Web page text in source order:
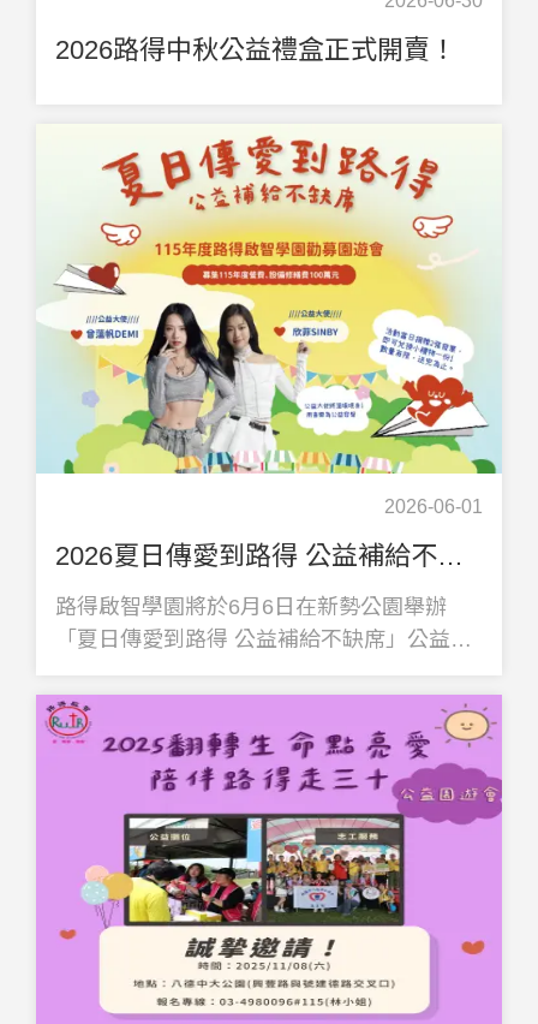
2026路得中秋公益禮盒正式開賣！
2026-06-01
2026夏日傳愛到路得 公益補給不缺席 公益園遊會
路得啟智學園將於6月6日在新勢公園舉辦
「夏日傳愛到路得 公益補給不缺席」公益園
動，共同支持慢飛